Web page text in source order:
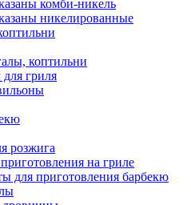
комби-никель
никелированные
коптильни
гриля
розжига
на гриле
для приготовления барбекю